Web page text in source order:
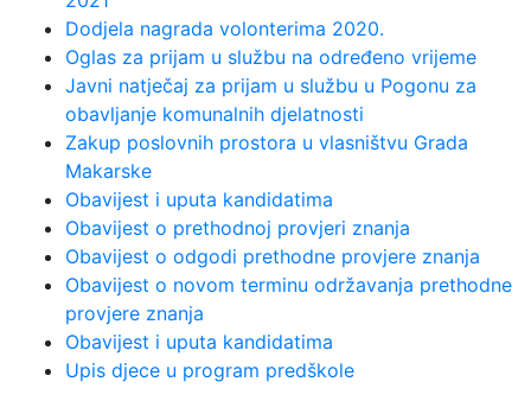
Dodjela nagrada volonterima 2020.
Oglas za prijam u službu na određeno vrijeme
Javni natječaj za prijam u službu u Pogonu za
obavljanje komunalnih djelatnosti
Zakup poslovnih prostora u vlasništvu Grada
Makarske
Obavijest i uputa kandidatima
Obavijest o prethodnoj provjeri znanja
Obavijest o odgodi prethodne provjere znanja
Obavijest o novom terminu održavanja prethodne
provjere znanja
Obavijest i uputa kandidatima
Upis djece u program predškole